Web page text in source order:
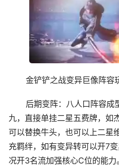
金铲铲之战变异巨像阵容
后期变阵：八人口阵容成
九，直接单挂二星五费牌，如
可以替换牛头，也可以上二星
充羁绊，如有变异转可以开7
况开3名流加强核心C位的能力。